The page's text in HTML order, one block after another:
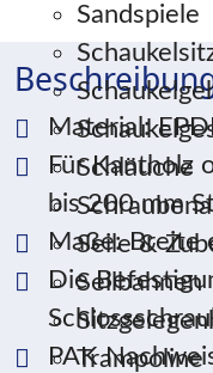
Sandspiele
Schläuche
Seile &
Seilbahnen
Trampoline
Material:
Für Kantholz
bis 200 mm
Maße: Breite
Die
PAK